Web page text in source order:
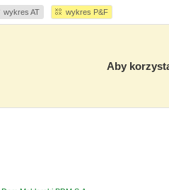
wykres AT wykres P&F
Aby